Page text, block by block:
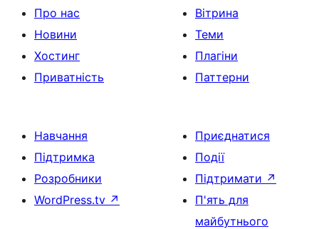
Про нас
Новини
Хостинг
Приватність
Вітрина
Теми
Плагіни
Паттерни
Навчання
Підтримка
Розробники
WordPress.tv ↗
Приєднатися
Події
Підтримати ↗
П'ять для
майбутнього